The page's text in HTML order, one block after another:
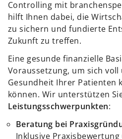
Controlling mit
hilft Ihnen dabei, die
zu sichern und fundierte
Zukunft zu treffen.
Eine gesunde finanzielle
Voraussetzung, um sich
Gesundheit Ihrer Patienten
können. Wir unterstützen
Leistungsschwerpunkten:
Beratung bei
Inklusive Praxisbewertung